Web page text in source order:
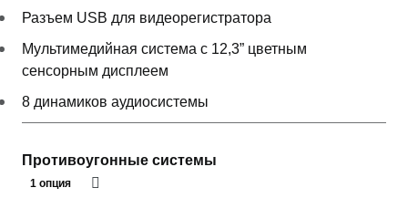
Разъем USB для видеорегистратора
Мультимедийная система с 12,3” цветным
сенсорным дисплеем
8 динамиков аудиосистемы
Противоугонные системы
1 опция